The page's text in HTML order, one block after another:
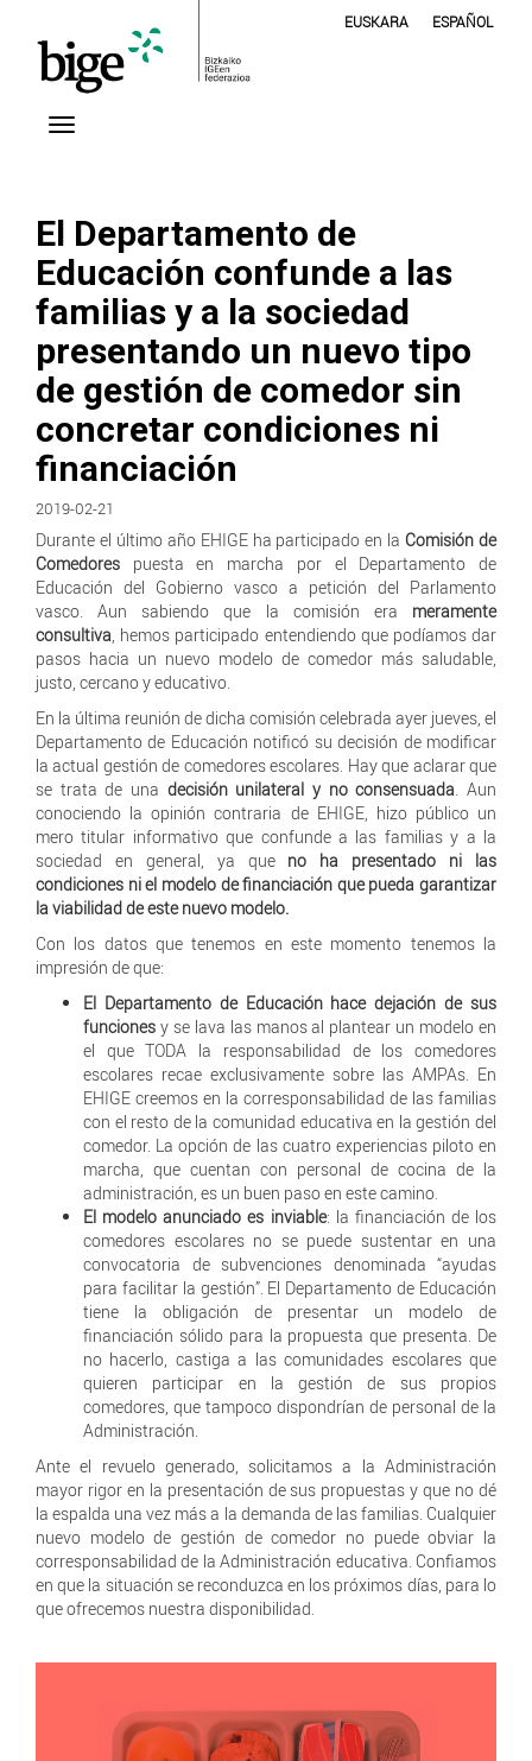
EUSKARA ESPAÑOL
El Departamento de
Educación confunde a las
familias y a la sociedad
presentando un nuevo tipo
de gestión de comedor sin
concretar condiciones ni
financiación
2019-02-21
Durante el último año EHIGE ha participado en la Comisión de
Comedores puesta en marcha por el Departamento de
Educación del Gobierno vasco a petición del Parlamento
vasco. Aun sabiendo que la comisión era meramente
consultiva, hemos participado entendiendo que podíamos dar
pasos hacia un nuevo modelo de comedor más saludable,
justo, cercano y educativo.
En la última reunión de dicha comisión celebrada ayer jueves, el
Departamento de Educación notificó su decisión de modificar
la actual gestión de comedores escolares. Hay que aclarar que
se trata de una decisión unilateral y no consensuada. Aun
conociendo la opinión contraria de EHIGE, hizo público un
mero titular informativo que confunde a las familias y a la
sociedad en general, ya que no ha presentado ni las
condiciones ni el modelo de financiación que pueda garantizar
la viabilidad de este nuevo modelo.
Con los datos que tenemos en este momento tenemos la
impresión de que:
El Departamento de Educación hace dejación de sus
funciones y se lava las manos al plantear un modelo en
el que TODA la responsabilidad de los comedores
escolares recae exclusivamente sobre las AMPAs. En
EHIGE creemos en la corresponsabilidad de las familias
con el resto de la comunidad educativa en la gestión del
comedor. La opción de las cuatro experiencias piloto en
marcha, que cuentan con personal de cocina de la
administración, es un buen paso en este camino.
El modelo anunciado es inviable: la financiación de los
comedores escolares no se puede sustentar en una
convocatoria de subvenciones denominada “ayudas
para facilitar la gestión”. El Departamento de Educación
tiene la obligación de presentar un modelo de
financiación sólido para la propuesta que presenta. De
no hacerlo, castiga a las comunidades escolares que
quieren participar en la gestión de sus propios
comedores, que tampoco dispondrían de personal de la
Administración.
Ante el revuelo generado, solicitamos a la Administración
mayor rigor en la presentación de sus propuestas y que no dé
la espalda una vez más a la demanda de las familias. Cualquier
nuevo modelo de gestión de comedor no puede obviar la
corresponsabilidad de la Administración educativa. Confiamos
en que la situación se reconduzca en los próximos días, para lo
que ofrecemos nuestra disponibilidad.